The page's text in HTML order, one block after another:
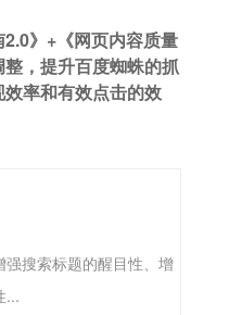
》+《网页内容质量
，提升百度蜘蛛的抓
率和有效点击的效
搜索标题的醒目性、增
...